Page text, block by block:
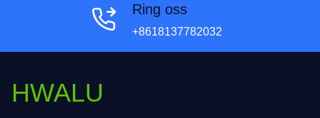
Ring oss
+8618137782032
HWALU